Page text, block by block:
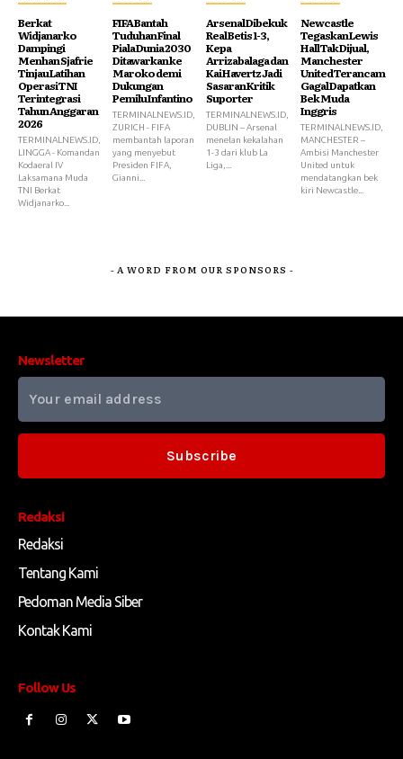
Berkat
Widjanarko
Dampingi
Menhan Sjafrie
Tinjau Latihan
Operasi TNI
Terintegrasi
Tahun Anggaran
2026
TERMINALNEWS.ID,
LINGGA - Komandan
Kodaeral IV
Laksamana Muda
TNI Berkat
Widjanarko...
FIFA Bantah
Tuduhan Final
Piala Dunia 2030
Ditawarkan ke
Maroko demi
Dukungan
Pemilu Infantino
TERMINALNEWS.ID,
ZURICH - FIFA
membantah laporan
yang menyebut
Presiden FIFA,
Gianni...
Arsenal Dibekuk
Real Betis 1-3,
Kepa
Arrizabalaga dan
Kai Havertz Jadi
Sasaran Kritik
Suporter
TERMINALNEWS.ID,
DUBLIN – Arsenal
menelan kekalahan
1-3 dari klub La
Liga,...
Newcastle
Tegaskan Lewis
Hall Tak Dijual,
Manchester
United Terancam
Gagal Dapatkan
Bek Muda
Inggris
TERMINALNEWS.ID,
MANCHESTER –
Ambisi Manchester
United untuk
mendatangkan bek
kiri Newcastle...
- A WORD FROM OUR SPONSORS -
Redaksi
Redaksi
Tentang Kami
Pedoman Media Siber
Kontak Kami
Follow Us
Newsletter
Subscribe